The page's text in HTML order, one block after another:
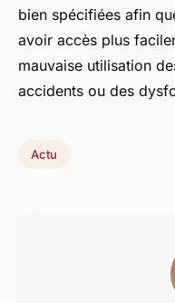
bien spécifiées afin
avoir accès plus
mauvaise utilisation
accidents ou des
Actu